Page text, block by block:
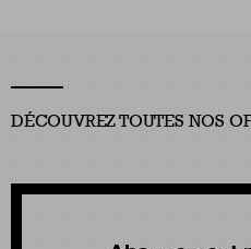
DÉCOUVREZ TOUTES NOS